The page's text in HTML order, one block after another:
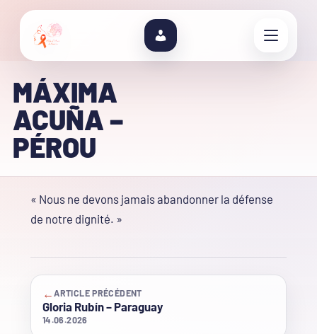
MÁXIMA
ACUÑA –
PÉROU
« Nous ne devons jamais abandonner la défense
de notre dignité. »
←ARTICLE PRÉCÉDENT
Gloria Rubín – Paraguay
14.06.2026